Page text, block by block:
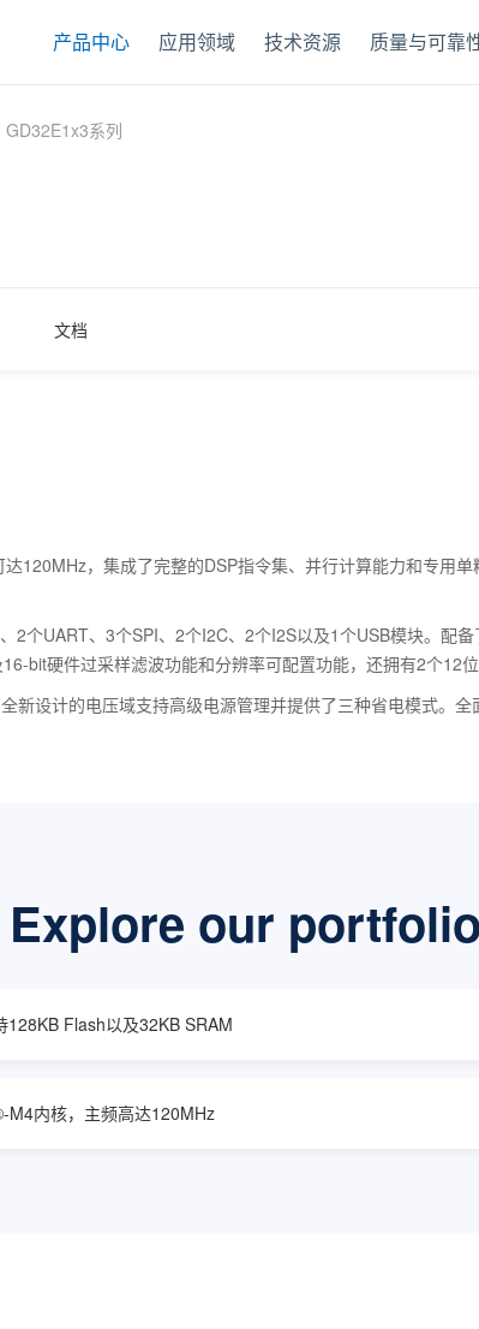
产品中心 应用领域 技术资源 质量与可靠
GD32E1x3系列
文档
120MHz，集成了完整的DSP指令集、并行计算能力和专用
2个UART、3个SPI、2个I2C、2个I2S以及1个USB模块。配
bit硬件过采样滤波功能和分辨率可配置功能，还拥有2个12位
新设计的电压域支持高级电源管理并提供了三种省电模式。全
Explore our portfolio
128KB Flash以及32KB SRAM
M4内核，主频高达120MHz